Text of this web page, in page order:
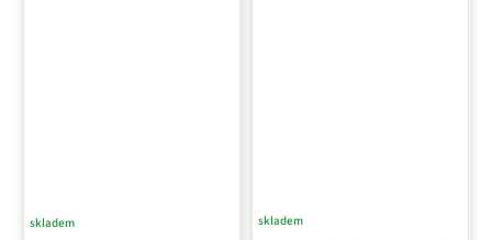
skladem skladem